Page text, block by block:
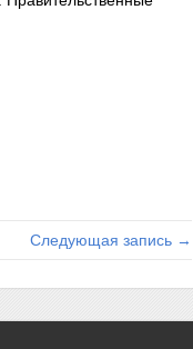
Следующая запись →